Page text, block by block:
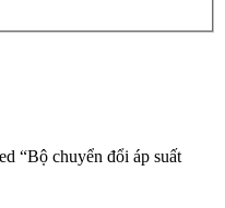
“Bộ chuyển đổi áp suất